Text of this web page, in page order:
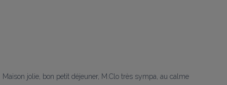
Maison jolie, bon petit déjeuner, M.Clo très sympa, au calme